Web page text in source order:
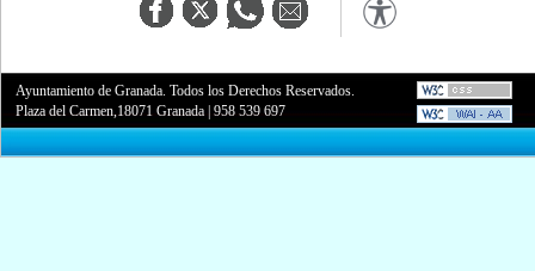
Ayuntamiento de Granada. Todos los Derechos Reservados.
Plaza del Carmen,18071 Granada |958 539 697